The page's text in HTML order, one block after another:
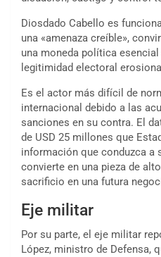
Diosdado Cabello es
una «amenaza creíble»,
una moneda política
legitimidad electoral
Es el actor más difícil de
internacional debido a las
sanciones en su contra. El
de USD 25 millones que
información que conduzca a
convierte en una pieza de
sacrificio en una futura
Eje militar
Por su parte, el eje militar
López, ministro de Defensa,